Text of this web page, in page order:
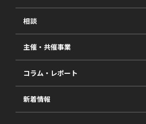
2026年度
2025年度
2024年度
2023年度
過去の採択一覧
相談
視察・ヒアリング・研究
相談依頼フォーム
主催・共催事業
コラム・レポート
新着情報